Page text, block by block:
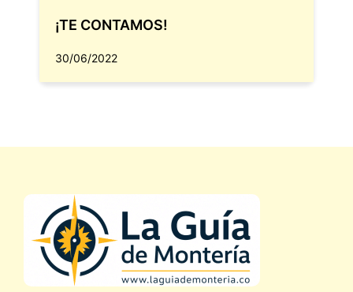
¡TE CONTAMOS!
30/06/2022